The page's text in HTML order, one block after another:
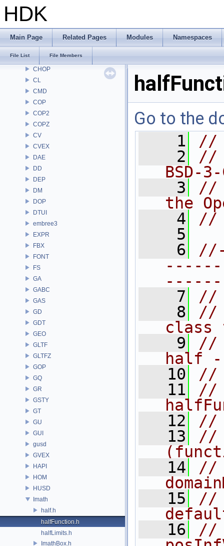
HDK
Main Page Related Pages Modules Namespaces
File List File Members
BM
BV
CE
CHOP
CL
CMD
COP
COP2
COPZ
CV
CVEX
DAE
DD
DEP
DM
DOP
DTUI
embree3
EXPR
FBX
FONT
FS
GA
GABC
GAS
GD
GDT
GEO
GLTF
GLTFZ
GOP
GQ
GR
GSTY
GT
GU
GUI
gusd
GVEX
HAPI
HOM
HUSD
Imath
half.h
halfFunction.h
halfLimits.h
ImathBox.h
Go to the
    1
//
    2
//
BSD-
    3
//
the
    4
//
    5
    6
    7
//
    8
//
class
    9
//
half
   10
//
   11
//
   12
//
   13
//
   14
//
   15
//
   16
//